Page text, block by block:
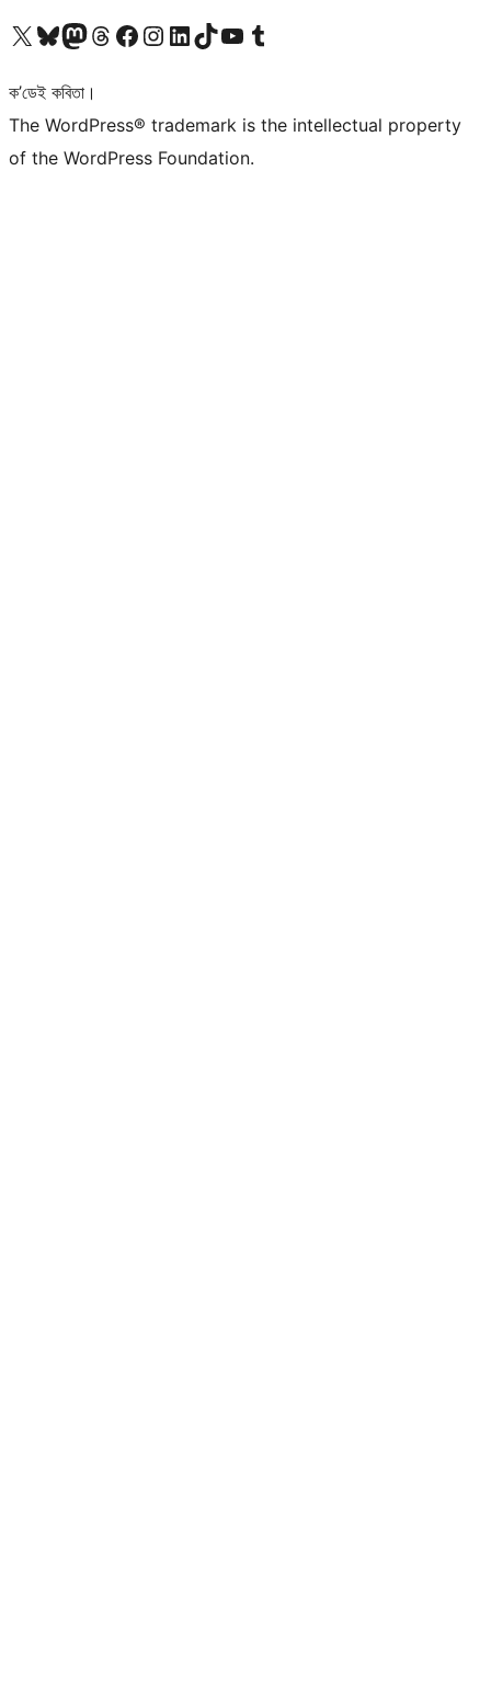
আমাৰ X (আগৰ Twitter) একাউণ্টলৈ যাওকআমাৰ Bluesky একাউণ্টলৈ যাওকআমাৰ Mastodon একাউণ্টলৈ যাওকআমাৰ Threads একাউণ্টলৈ যাওকআমাৰ Facebook পৃষ্ঠালৈ যাওকআমাৰ Instagram একাউণ্টলৈ যাওকআমাৰ LinkedIn একাউণ্টলৈ যাওকআমাৰ TikTok একাউণ্টলৈ যাওকআমাৰ YouTube চেনেললৈ যাওকআমাৰ Tumblr একাউণ্টলৈ যাওক
ক’ডেই কবিতা।
The WordPress® trademark is the intellectual property
of the WordPress Foundation.